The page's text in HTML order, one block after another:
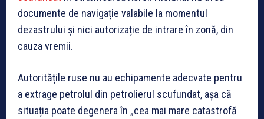
documente de navigație valabile la momentul
dezastrului și nici autorizație de intrare în zonă, din
cauza vremii.
Autoritățile ruse nu au echipamente adecvate pentru
a extrage petrolul din petrolierul scufundat, așa că
situația poate degenera în „cea mai mare catastrofă